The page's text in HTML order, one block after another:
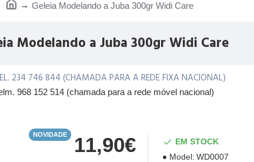
Geleia Modelando a Juba 300gr Widi Care
Modelando a Juba 300gr Widi Care
234 746 844 (CHAMADA PARA A REDE FIXA NACIONAL)
968 152 514 (chamada para a rede móvel nacional)
NOVIDADE 11,90€
EM STOCK
Model: WD0007